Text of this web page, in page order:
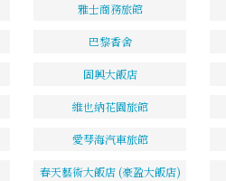
雅士商務旅館
巴黎香舍
固興大飯店
維也納花園旅館
愛琴海汽車旅館
春天藝術大飯店 (豪盈大飯店)